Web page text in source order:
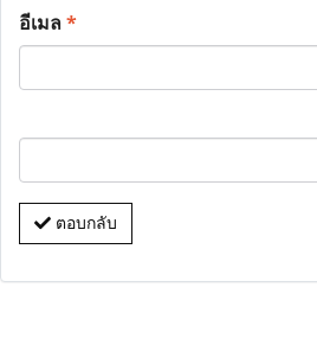
อีเมล*
ตอบกลับ